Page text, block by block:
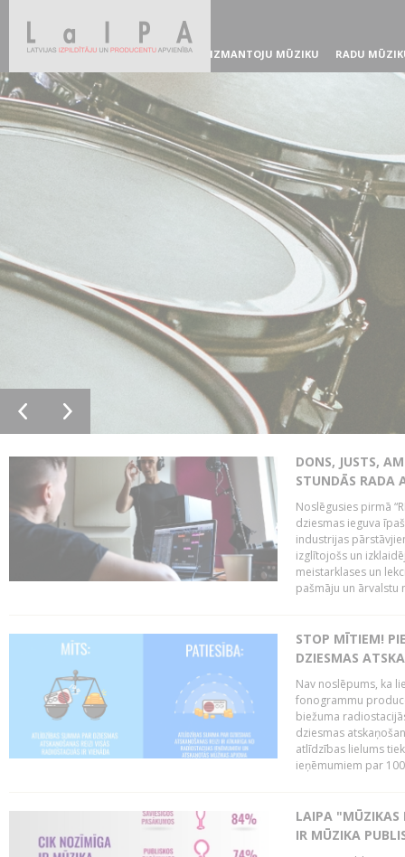
IZMANTOJU MŪZIKU RADU
DONS, JUSTS,
STUNDĀS RADA
Noslēgusies pirmā
dziesmas ieguva
industrijas
izglītojošs un
meistarklases un
pašmāju un ārvalstu
STOP MĪTIEM!
DZIESMAS
Nav noslēpums, ka
fonogrammu
biežuma
dziesmas
atlīdzības lielums
ieņēmumiem par
LAIPA "MŪZIKAS
IR MŪZIKA